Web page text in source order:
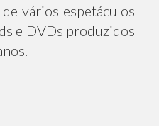
vários espetáculos
e DVDs produzidos